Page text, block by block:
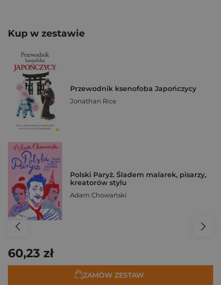
Kup w zestawie
Przewodnik ksenofoba Japończycy
Jonathan Rice
Polski Paryż. Śladem malarek, pisarzy,
kreatorów stylu
Adam Chowański
60,23 zł
ZAMÓW ZESTAW